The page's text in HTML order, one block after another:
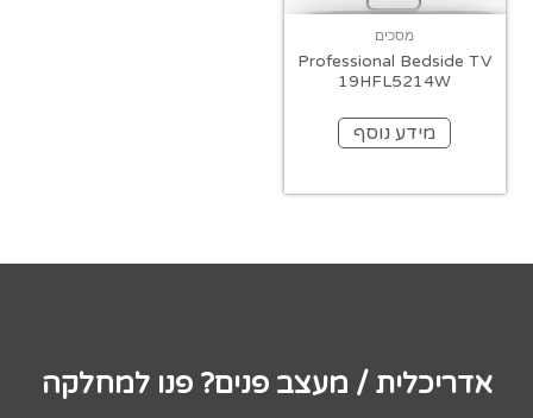
מסכים
Professional Bedside TV
19HFL5214W
מידע נוסף
אדריכלית / מעצב פנים? פנו למחלקה